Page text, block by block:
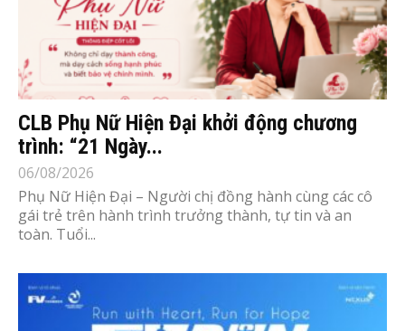
CLB Phụ Nữ Hiện Đại khởi động chương
trình: “21 Ngày...
06/08/2026
Phụ Nữ Hiện Đại – Người chị đồng hành cùng các cô
gái trẻ trên hành trình trưởng thành, tự tin và an
toàn. Tuổi...